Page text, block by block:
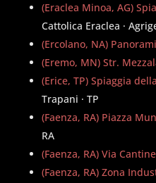
(Eraclea Minoa, AG)
Cattolica Eraclea ·
(Ercolano, NA)
(Eremo, MN) Str.
(Erice, TP) Spiaggia
Trapani · TP
(Faenza, RA) Piazza
RA
(Faenza, RA) Via
(Faenza, RA) Zona